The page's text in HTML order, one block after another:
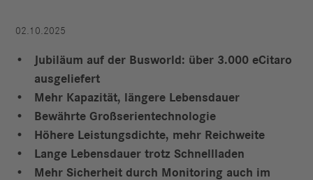
02.10.2025
Jubiläum auf der Busworld: über 3.000 eCitaro
ausgeliefert
Mehr Kapazität, längere Lebensdauer
Bewährte Großserientechnologie
Höhere Leistungsdichte, mehr Reichweite
Lange Lebensdauer trotz Schnellladen
Mehr Sicherheit durch Monitoring auch im